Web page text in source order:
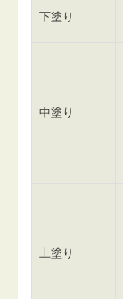
下塗り
中塗り
上塗り